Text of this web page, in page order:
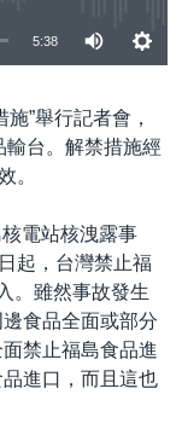
5:38
”舉行記者會，
輸台。解禁措施經
。
電站核洩露事
起，台灣禁止福
。雖然事故發生
食品全面或部分
禁止福島食品進
進口，而且這也